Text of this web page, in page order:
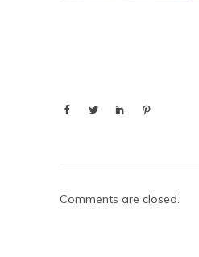
Comments are closed.